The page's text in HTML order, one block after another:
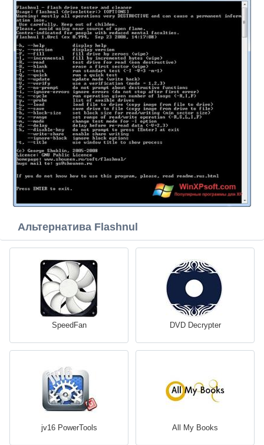
Альтернатива Flashnul
SpeedFan DVD Decrypter
jv16 PowerTools All My Books